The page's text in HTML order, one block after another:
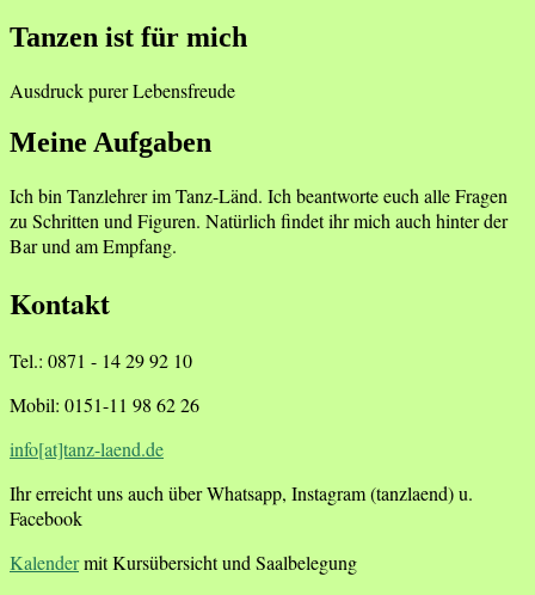
Tanzen ist für mich
Ausdruck purer Lebensfreude
Meine Aufgaben
Ich bin Tanzlehrer im Tanz-Länd. Ich beantworte euch alle Fragen
zu Schritten und Figuren. Natürlich findet ihr mich auch hinter der
Bar und am Empfang.
Kontakt
Tel.: 0871 - 14 29 92 10
Mobil: 0151-11 98 62 26
info[at]tanz-laend.de
Ihr erreicht uns auch über Whatsapp, Instagram (tanzlaend) u.
Facebook
Kalendermit Kursübersicht und Saalbelegung